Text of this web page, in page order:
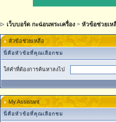
เว็บบอร์ด กะฉ่อนพระเครื่อง > หัวข้อช่วยเห
หัวข้อช่วยเหลือ
นี่คือหัวข้อที่คุณเลือกชม
ใส่คำที่ต้องการค้นหาลงไป
My Assistant
นี่คือหัวข้อที่คุณเลือกชม